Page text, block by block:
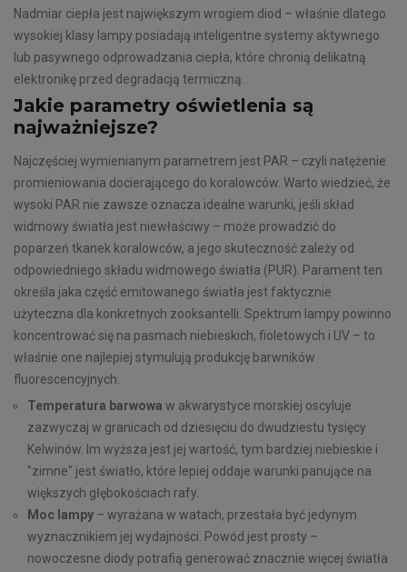
Nadmiar ciepła jest największym wrogiem diod – właśnie dlatego
wysokiej klasy lampy posiadają inteligentne systemy aktywnego
lub pasywnego odprowadzania ciepła, które chronią delikatną
elektronikę przed degradacją termiczną.
Jakie parametry oświetlenia są
najważniejsze?
Najczęściej wymienianym parametrem jest PAR – czyli natężenie
promieniowania docierającego do koralowców. Warto wiedzieć, że
wysoki PAR nie zawsze oznacza idealne warunki, jeśli skład
widmowy światła jest niewłaściwy – może prowadzić do
poparzeń tkanek koralowców, a jego skuteczność zależy od
odpowiedniego składu widmowego światła (PUR). Parament ten
określa jaka część emitowanego światła jest faktycznie
użyteczna dla konkretnych zooksantelli. Spektrum lampy powinno
koncentrować się na pasmach niebieskich, fioletowych i UV – to
właśnie one najlepiej stymulują produkcję barwników
fluorescencyjnych.
Temperatura barwowa w akwarystyce morskiej oscyluje
zazwyczaj w granicach od dziesięciu do dwudziestu tysięcy
Kelwinów. Im wyższa jest jej wartość, tym bardziej niebieskie i
"zimne" jest światło, które lepiej oddaje warunki panujące na
większych głębokościach rafy.
Moc lampy – wyrażana w watach, przestała być jedynym
wyznacznikiem jej wydajności. Powód jest prosty –
nowoczesne diody potrafią generować znacznie więcej światła